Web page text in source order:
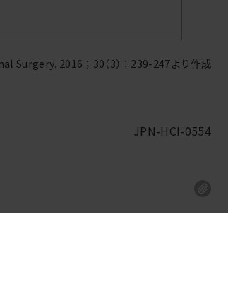
Surgery. 2016；30（3）：239-247より作成
JPN-HCI-0554